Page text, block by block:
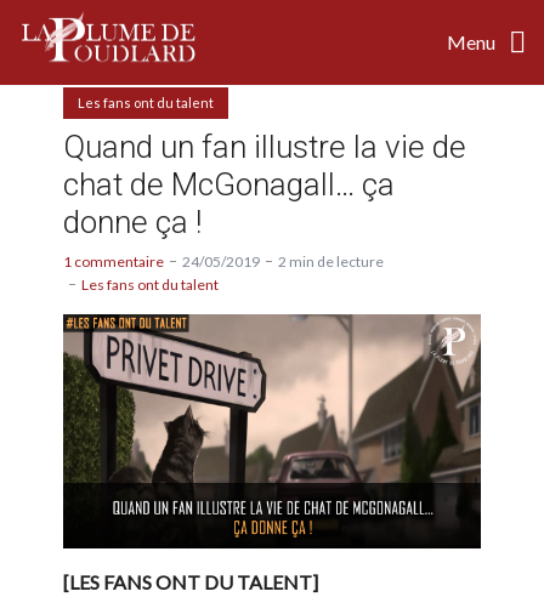
Menu
Les fans ont du talent
Quand un fan illustre la vie de
chat de McGonagall… ça
donne ça !
1 commentaire 24/05/2019
2 min de lecture
Les fans ont du talent
[LES FANS ONT DU TALENT]